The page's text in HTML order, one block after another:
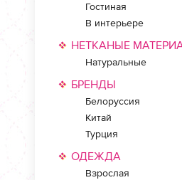
Гостиная
В интерьере
НЕТКАНЫЕ
Натуральные
БРЕНДЫ
Белоруссия
Китай
Турция
ОДЕЖДА
Взрослая